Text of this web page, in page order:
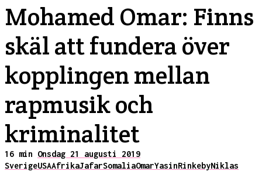
Mohamed Omar: Finns
skäl att fundera över
kopplingen mellan
rapmusik och
kriminalitet
16 min Onsdag 21 augusti 2019
SverigeUSAAfrikaJafarSomaliaOmarYasinRinkebyNiklas